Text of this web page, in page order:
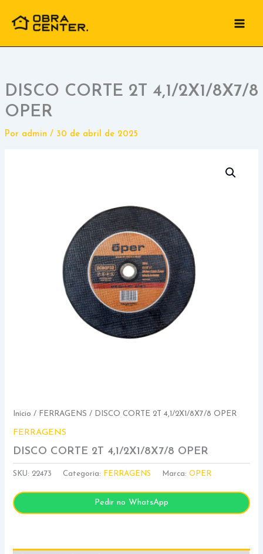
para
conteúdo
DISCO CORTE 2T 4,1/2X1/8X7/8
OPER
Por admin / 30 de abril de 2025
Início / FERRAGENS / DISCO CORTE 2T 4,1/2X1/8X7/8 OPER
FERRAGENS
DISCO CORTE 2T 4,1/2X1/8X7/8 OPER
SKU: 22473 Categoria: FERRAGENS Marca:OPER
Pedir no WhatsApp